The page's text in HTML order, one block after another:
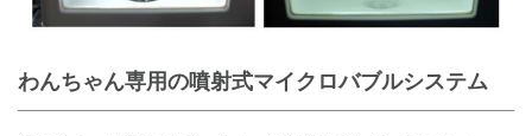
わんちゃん専用の噴射式マイクロバブルシステム